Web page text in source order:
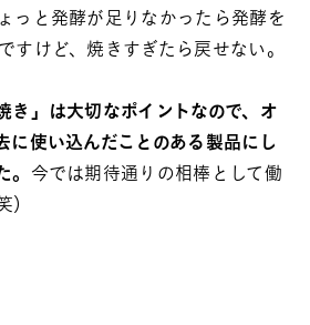
っと発酵が足りなかったら発酵を
すけど、焼きすぎたら戻せない。
き」は大切なポイントなので、オ
に使い込んだことのある製品にし
。 今では期待通りの相棒として働
）